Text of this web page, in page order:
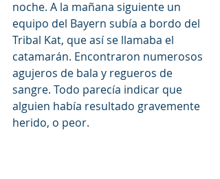
noche. A la mañana siguiente un
equipo del Bayern subía a bordo del
Tribal Kat, que así se llamaba el
catamarán. Encontraron numerosos
agujeros de bala y regueros de
sangre. Todo parecía indicar que
alguien había resultado gravemente
herido, o peor.